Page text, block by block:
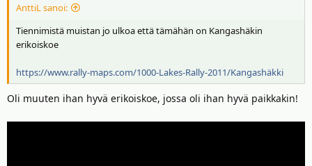
AnttiL sanoi:
Tiennimistä muistan jo ulkoa että tämähän on Kangashäkin
erikoiskoe
https://www.rally-maps.com/1000-Lakes-Rally-2011/Kangashäkki
Oli muuten ihan hyvä erikoiskoe, jossa oli ihan hyvä paikkakin!